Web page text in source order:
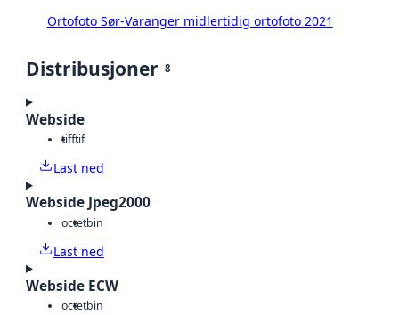
Ortofoto Sør-Varanger midlertidig ortofoto 2021
Distribusjoner 8
Webside
tifftif
Last ned
Webside Jpeg2000
octetbin
Last ned
Webside ECW
octetbin